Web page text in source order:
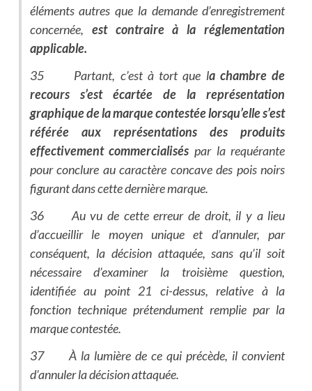
éléments autres que la demande d’enregistrement
concernée, est contraire à la réglementation
applicable.
35 Partant, c’est à tort que la chambre de
recours s’est écartée de la représentation
graphique de la marque contestée lorsqu’elle s’est
référée aux représentations des produits
effectivement commercialisés par la requérante
pour conclure au caractère concave des pois noirs
figurant dans cette dernière marque.
36 Au vu de cette erreur de droit, il y a lieu
d’accueillir le moyen unique et d’annuler, par
conséquent, la décision attaquée, sans qu’il soit
nécessaire d’examiner la troisième question,
identifiée au point 21 ci-dessus, relative à la
fonction technique prétendument remplie par la
marque contestée.
37 À la lumière de ce qui précède, il convient
d’annuler la décision attaquée.